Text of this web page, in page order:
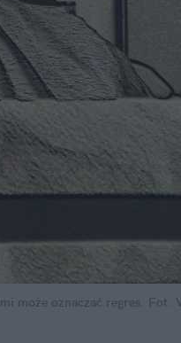
może oznaczać regres. Fot.